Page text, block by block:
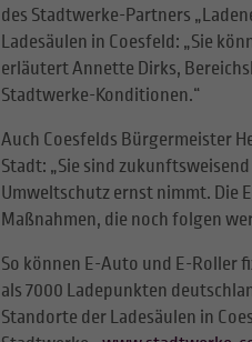
des Stadtwerke-Partners
Ladesäulen in Coesfeld: „Sie
erläutert Annette Dirks,
Stadtwerke-Konditionen.“
Auch Coesfelds Bürgermeister
Stadt: „Sie sind
Umweltschutz ernst nimmt. Die
Maßnahmen, die noch folgen
So können E-Auto und E-Roller
als 7000 Ladepunkten
Standorte der Ladesäulen in